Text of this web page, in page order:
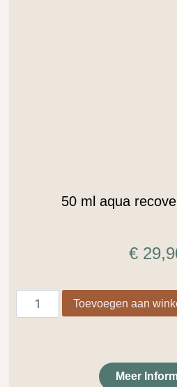
50 ml aqua
€
Toevoegen aan
Meer